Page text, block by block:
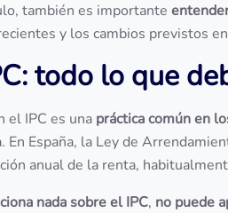
también es importante
y los cambios previstos
todo lo que
el IPC es una práctica común en
España, la Ley de
anual de la renta,
nada sobre el IPC, no puede